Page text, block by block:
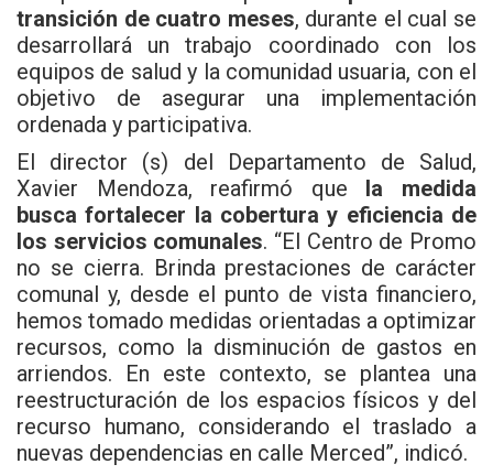
transición de cuatro meses, durante el cual se
desarrollará un trabajo coordinado con los
equipos de salud y la comunidad usuaria, con el
objetivo de asegurar una implementación
ordenada y participativa.
El director (s) del Departamento de Salud,
Xavier Mendoza, reafirmó que la medida
busca fortalecer la cobertura y eficiencia de
los servicios comunales. “El Centro de Promo
no se cierra. Brinda prestaciones de carácter
comunal y, desde el punto de vista financiero,
hemos tomado medidas orientadas a optimizar
recursos, como la disminución de gastos en
arriendos. En este contexto, se plantea una
reestructuración de los espacios físicos y del
recurso humano, considerando el traslado a
nuevas dependencias en calle Merced”, indicó.